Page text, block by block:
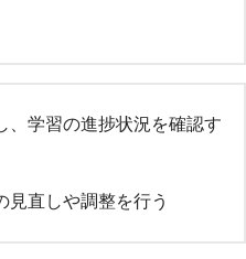
、学習の進捗状況を確認す
見直しや調整を行う